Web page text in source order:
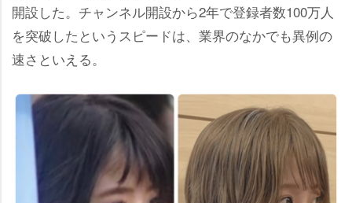
開設した。チャンネル開設から2年で登録者数100万人
を突破したというスピードは、業界のなかでも異例の
速さといえる。